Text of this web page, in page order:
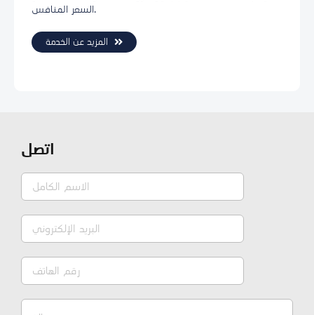
السعر المنافس.
المزيد عن الخدمة
اتصل